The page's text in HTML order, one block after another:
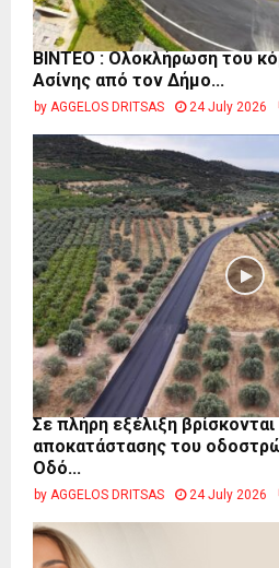
ΒΙΝΤΕΟ : Ολοκλήρωση του
Ασίνης από τον Δήμο...
by AGGELOS DRITSAS 24 July 2026
Σε πλήρη εξέλιξη βρίσκονται
αποκατάστασης του
Οδό...
by AGGELOS DRITSAS 24 July 2026